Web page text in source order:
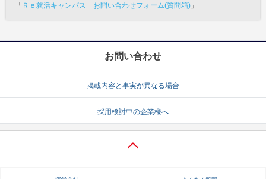
「 Ｒｅ就活キャンパス お問い合わせフォーム(質問箱) 」
お問い合わせ
掲載内容と事実が異なる場合
採用検討中の企業様へ